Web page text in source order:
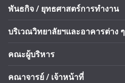
พันธกิจ / ยุทธศาสตร์การทำงาน
บริเวณวิทยาลัยฯและอาคารต่าง ๆ
คณะผู้บริหาร
คณาจารย์ / เจ้าหน้าที่